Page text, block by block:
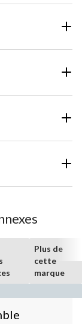
Plus de
cette
marque